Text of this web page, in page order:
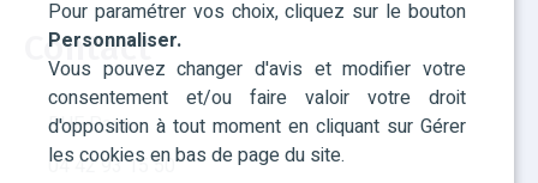
Pour paramétrer vos choix, cliquez sur le bouton
Personnaliser.
Vous pouvez changer d'avis et modifier votre
consentement et/ou faire valoir votre droit
d'opposition à tout moment en cliquant sur Gérer
les cookies en bas de page du site.
Contact
RHF Paca
04 42 93 15 50